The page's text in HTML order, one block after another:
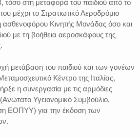
στη μεταφορά του παιδιού από το
μέχρι το Στρατιωτικό Αεροδρόμιο
ασθενοφόρου Κινητής Μονάδας όσο και
με τη βοήθεια αεροσκάφους της
μετάβαση του παιδιού και των γονέων
Κέντρο της Ιταλίας,
η συνεργασία με τις αρμόδιες
Υγειονομικό Συμβούλιο,
ΕΟΠΥΥ) για την έκδοση των